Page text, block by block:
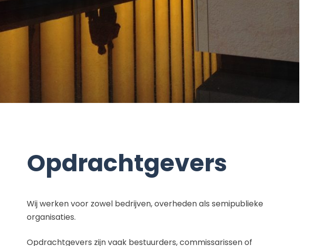
Opdrachtgevers
Wij werken voor zowel bedrijven, overheden als semipublieke
organisaties.
Opdrachtgevers zijn vaak bestuurders, commissarissen of